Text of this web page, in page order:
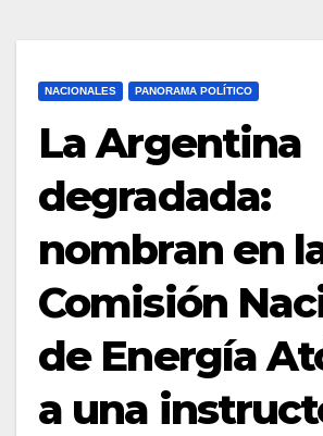
NACIONALES PANORAMA POLÍTICO
La Argentina
degradada:
nombran en
Comisión
de Energía
a una